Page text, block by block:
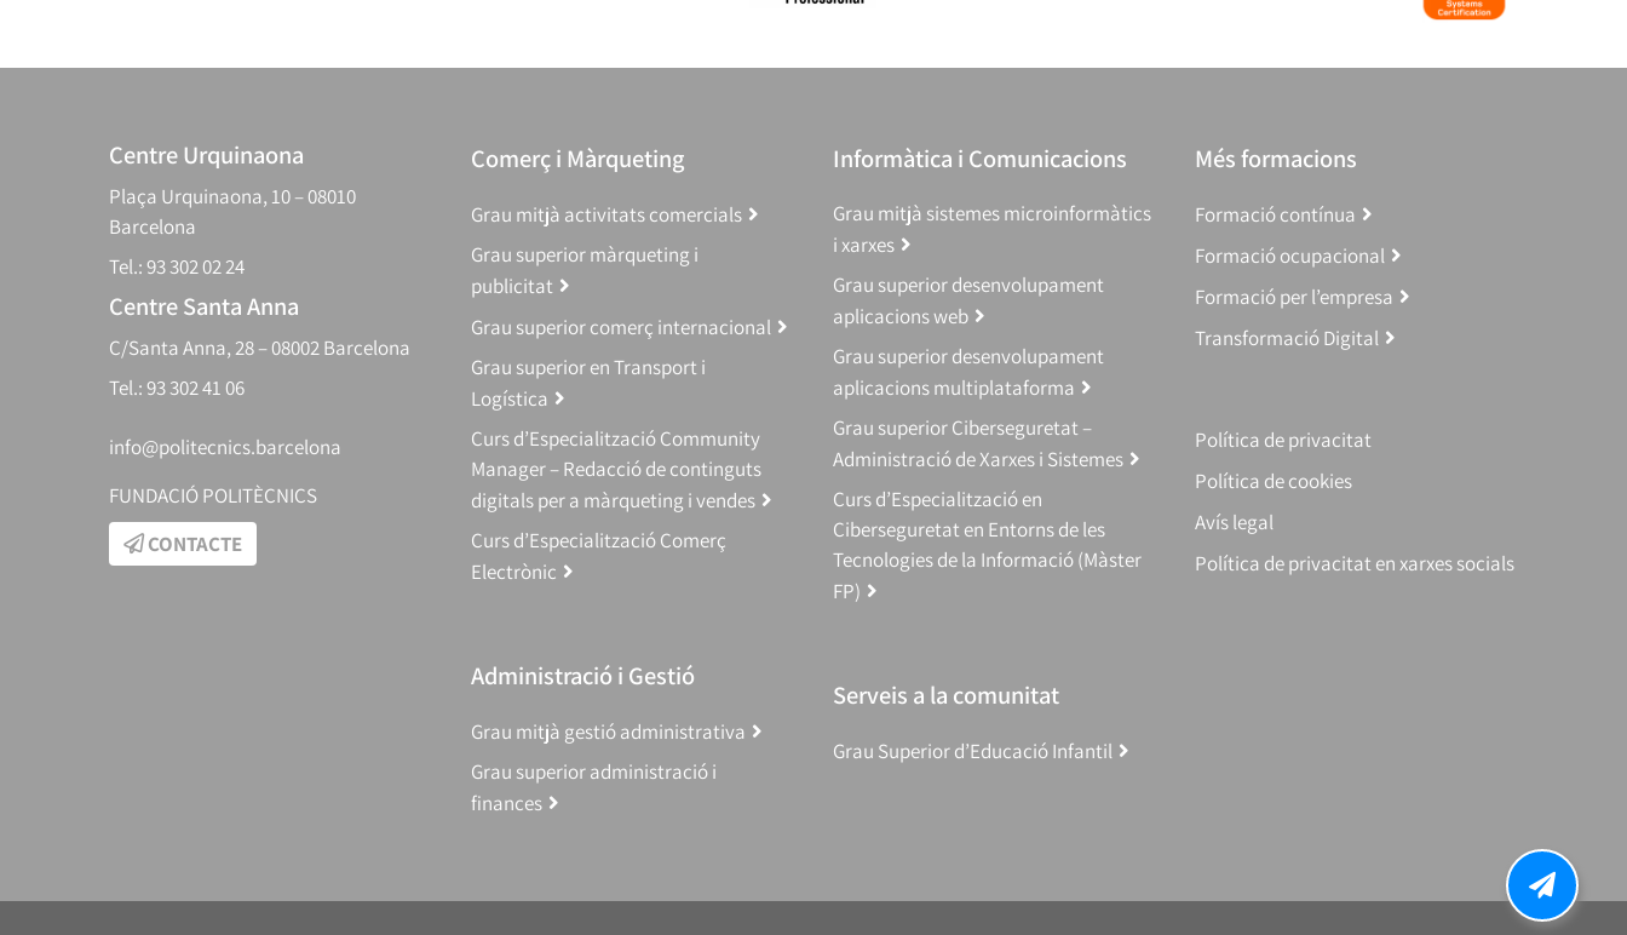
Centre Urquinaona
Plaça Urquinaona, 10 – 08010
Barcelona
Tel.: 93 302 02 24
Centre Santa Anna
C/Santa Anna, 28 – 08002 Barcelona
Tel.: 93 302 41 06
info@politecnics.barcelona
FUNDACIÓ POLITÈCNICS
CONTACTE
Comerç i Màrqueting
Grau mitjà activitats comercials
Grau superior màrqueting i
publicitat
Grau superior comerç internacional
Grau superior en Transport i
Logística
Curs d’Especialització Community
Manager – Redacció de continguts
digitals per a màrqueting i vendes
Curs d’Especialització Comerç
Electrònic
Administració i Gestió
Grau mitjà gestió administrativa
Grau superior administració i
finances
Informàtica i Comunicacions
Grau mitjà sistemes microinformàtics
i xarxes
Grau superior desenvolupament
aplicacions web
Grau superior desenvolupament
aplicacions multiplataforma
Grau superior Ciberseguretat –
Administració de Xarxes i Sistemes
Curs d’Especialització en
Ciberseguretat en Entorns de les
Tecnologies de la Informació (Màster
FP)
Serveis a la comunitat
Grau Superior d’Educació Infantil
Més formacions
Formació contínua
Formació ocupacional
Formació per l’empresa
Transformació Digital
Política de privacitat
Política de cookies
Avís legal
Política de privacitat en xarxes socials